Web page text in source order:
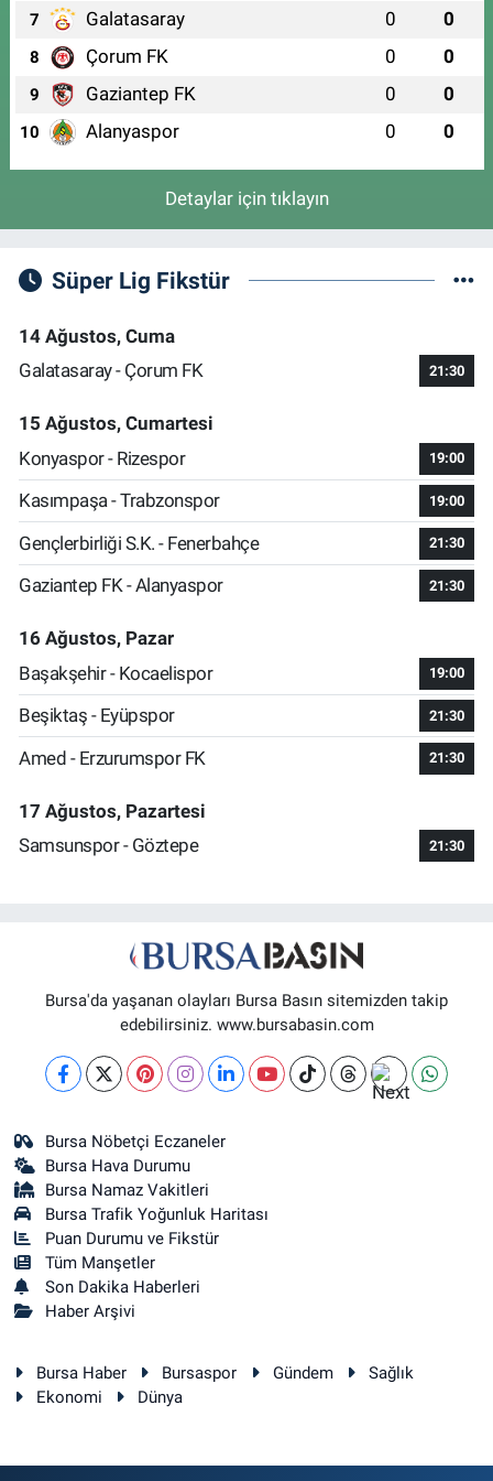
İSTİKLAL MAH. İSTİKLAL CAD. NO:3(HÜRRİYET MEYDANI)
7 Galatasaray 0 0
8 Çorum FK 0 0
9 Gaziantep FK 0 0
10 Alanyaspor 0 0
Detaylar için tıklayın
Süper Lig Fikstür
14 Ağustos, Cuma
Galatasaray - Çorum FK
21:30
15 Ağustos, Cumartesi
Konyaspor - Rizespor
19:00
Kasımpaşa - Trabzonspor 19:00
Gençlerbirliği S.K. - Fenerbahçe 21:30
Gaziantep FK - Alanyaspor 21:30
16 Ağustos, Pazar
Başakşehir - Kocaelispor
19:00
Beşiktaş - Eyüpspor 21:30
Amed - Erzurumspor FK 21:30
17 Ağustos, Pazartesi
Samsunspor - Göztepe
21:30
Bursa'da yaşanan olayları Bursa Basın sitemizden takip
edebilirsiniz. www.bursabasin.com
Bursa Nöbetçi Eczaneler
Bursa Hava Durumu
Bursa Namaz Vakitleri
Bursa Trafik Yoğunluk Haritası
Puan Durumu ve Fikstür
Tüm Manşetler
Son Dakika Haberleri
Haber Arşivi
Bursa Haber Bursaspor Gündem
Sağlık
Ekonomi
Dünya